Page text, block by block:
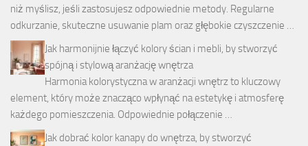
niż myślisz, jeśli zastosujesz odpowiednie metody. Regularne
odkurzanie, skuteczne usuwanie plam oraz głębokie czyszczenie …
Jak harmonijnie łączyć kolory ścian i mebli, by stworzyć
spójną i stylową aranżację wnętrza
Harmonia kolorystyczna w aranżacji wnętrz to kluczowy
element, który może znacząco wpłynąć na estetykę i atmosferę
każdego pomieszczenia. Odpowiednie połączenie …
Jak dobrać kolor kanapy do wnętrza, by stworzyć